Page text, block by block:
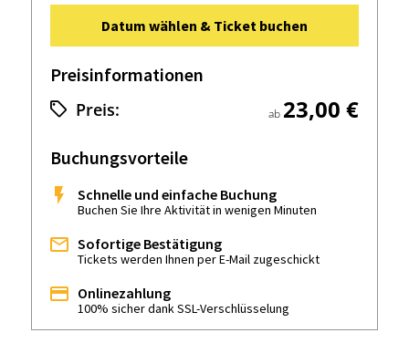
Stadtführungen
Tickets
Citytour
Übernachtung
Erlebnisse
Wein
Datum wählen & Ticket buchen
Preisinformationen
Preis: ab 23,00 €
Buchungsvorteile
Schnelle und einfache Buchung
Buchen Sie Ihre Aktivität in wenigen Minuten
Sofortige Bestätigung
Tickets werden Ihnen per E-Mail zugeschickt
Onlinezahlung
100% sicher dank SSL-Verschlüsselung